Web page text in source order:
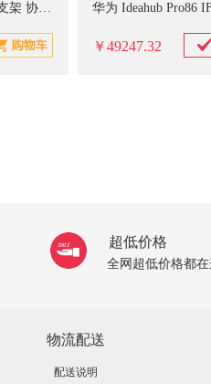
华为 Ideahub Pro86 IFP-UG86 含支架 协作平板 单位：台
￥49247.32
超低价格
全网超低价格都
物流配送
配送说明